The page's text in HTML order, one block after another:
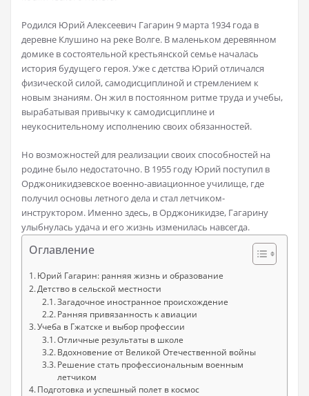
Родился Юрий Алексеевич Гагарин 9 марта 1934 года в
деревне Клушино на реке Волге. В маленьком деревянном
домике в состоятельной крестьянской семье началась
история будущего героя. Уже с детства Юрий отличался
физической силой, самодисциплиной и стремлением к
новым знаниям. Он жил в постоянном ритме труда и учебы,
вырабатывая привычку к самодисциплине и
неукоснительному исполнению своих обязанностей.
Но возможностей для реализации своих способностей на
родине было недостаточно. В 1955 году Юрий поступил в
Орджоникидзевское военно-авиационное училище, где
получил основы летного дела и стал летчиком-
инструктором. Именно здесь, в Орджоникидзе, Гагарину
улыбнулась удача и его жизнь изменилась навсегда.
Оглавление
Юрий Гагарин: ранняя жизнь и образование
Детство в сельской местности
Загадочное иностранное происхождение
Ранняя привязанность к авиации
Учеба в Гжатске и выбор профессии
Отличные результаты в школе
Вдохновение от Великой Отечественной войны
Решение стать профессиональным военным
летчиком
Подготовка и успешный полет в космос